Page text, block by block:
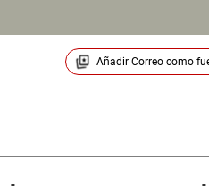
Añadir Correocomo